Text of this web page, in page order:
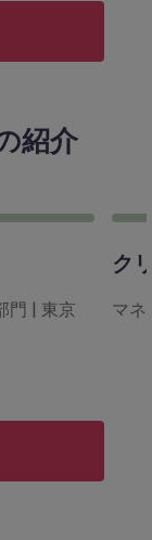
紹介
門 | 東京
ク
マ